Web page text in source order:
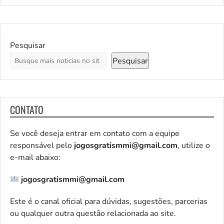
Pesquisar
Pesquisar
CONTATO
Se você deseja entrar em contato com a equipe
responsável pelojogosgratismmi@gmail.com, utilize o
e-mail abaixo:
jogosgratismmi@gmail.com
Este é o canal oficial para dúvidas, sugestões, parcerias
ou qualquer outra questão relacionada ao site.